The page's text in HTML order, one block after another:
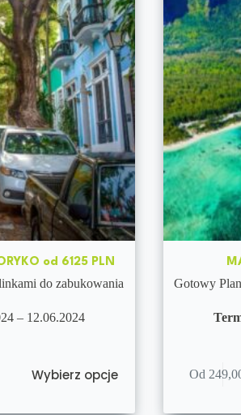
od 6125 PLN
do zabukowania
– 12.06.2024
Wybierz opcje
Gotowy
Od